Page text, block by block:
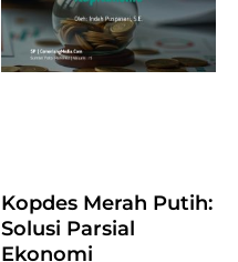
Kopdes Merah Putih:
Solusi Parsial
Ekonomi